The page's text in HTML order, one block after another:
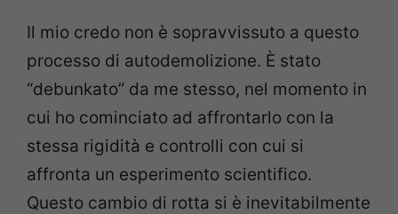
Il mio credo non è sopravvissuto a questo
processo di autodemolizione. È stato
“debunkato” da me stesso, nel momento in
cui ho cominciato ad affrontarlo con la
stessa rigidità e controlli con cui si
affronta un esperimento scientifico.
Questo cambio di rotta si è inevitabilmente